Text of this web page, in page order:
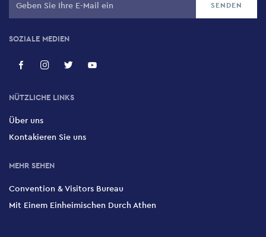
SOZIALE MEDIEN
NÜTZLICHE LINKS
Über uns
Kontakieren Sie uns
MEHR SEHEN
Convention & Visitors Bureau
Mit Einem Einheimischen Durch Athen